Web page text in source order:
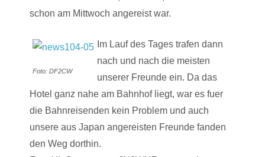
schon am Mittwoch angereist war.
Foto: DF2CW
Im Lauf des Tages trafen dann
nach und nach die meisten
unserer Freunde ein. Da das
Hotel ganz nahe am Bahnhof liegt, war es fuer
die Bahnreisenden kein Problem und auch
unsere aus Japan angereisten Freunde fanden
den Weg dorthin.